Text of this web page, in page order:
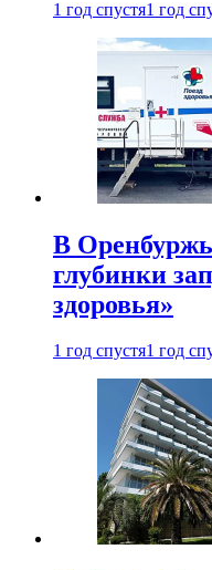
1 год спустя1 год
В
глубинки
здоровья»
1 год спустя1 год